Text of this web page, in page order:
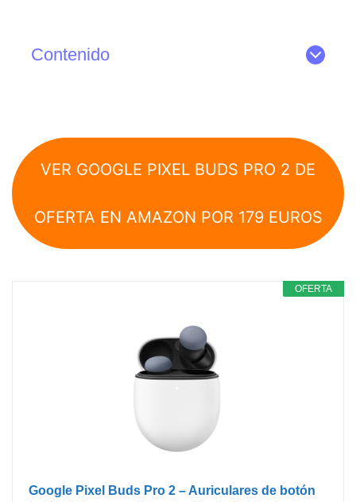
Contenido
VER GOOGLE PIXEL BUDS PRO 2 DE
OFERTA EN AMAZON POR 179 EUROS
OFERTA
Google Pixel Buds Pro 2 – Auriculares de botón